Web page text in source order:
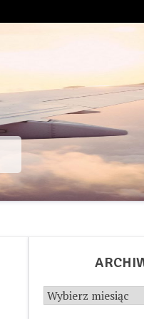
Archiwum